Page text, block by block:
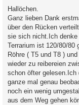
i
t
r
g
Hallöchen.
Ganz lieben Dank
über den Rücken
sie sich nicht.Ich
Terrarium ist 120/80/80
Röhre ( T5 und T8 )
wieder zu reibereien
schon öfter
ganze mal genau
noch ein wenig
aus dem Weg gehen